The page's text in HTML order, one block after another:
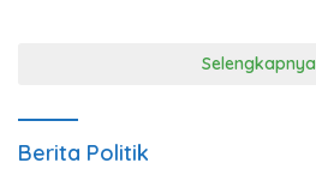
Selengkapnya
Berita Politik